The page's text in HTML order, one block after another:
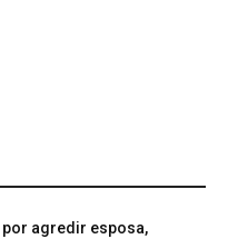
agredir esposa,